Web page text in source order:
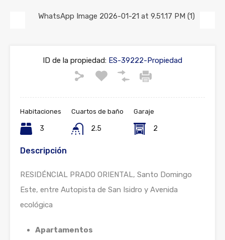
ID de la propiedad: ES-39222-Propiedad
Habitaciones
3
Cuartos de baño
2.5
Garaje
2
Descripción
RESIDÉNCIAL PRADO ORIENTAL, Santo Domingo
Este, entre Autopista de San Isidro y Avenida
ecológica
Apartamentos